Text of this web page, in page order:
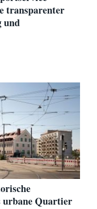
transparenter
und
Quartier